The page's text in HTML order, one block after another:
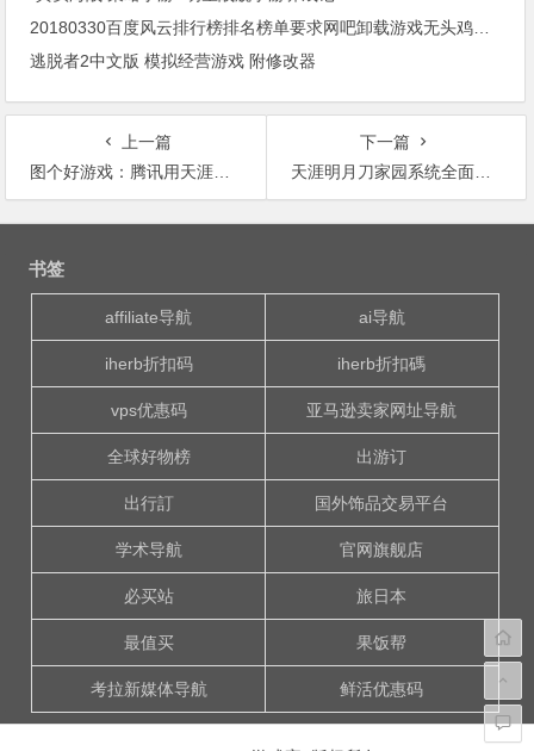
逃脱者2中文版 模拟经营游戏 附修改器
上一篇
图个好游戏：腾讯用天涯明月刀的引擎做了款“战狼版”的绝地求生
下一篇
天涯明月刀家园系统全面揭秘——高清大图盘点风水处
文
书签
affiliate导航 ai导航
iherb折扣码 iherb折扣碼
vps优惠码 亚马逊卖家网址导航
全球好物榜 出游订
出行訂 国外饰品交易平台
学术导航 官网旗舰店
必买站 旅日本
最值买 果饭帮
考拉新媒体导航 鲜活优惠码